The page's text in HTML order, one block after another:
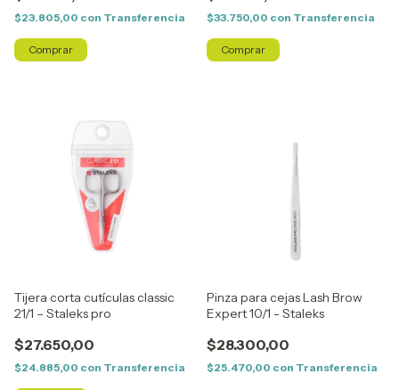
$23.805,00 con Transferencia $33.750,00 con Transferencia
Tijera corta cutículas classic
21/1 – Staleks pro
$27.650,00
$24.885,00 con Transferencia
Pinza para cejas Lash Brow
Expert 10/1 - Staleks
$28.300,00
$25.470,00 con Transferencia